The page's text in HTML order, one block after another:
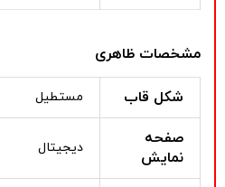
مشخصات ظاهری
شکل قاب مستطیل
صفحه
نمایش
دیجیتال